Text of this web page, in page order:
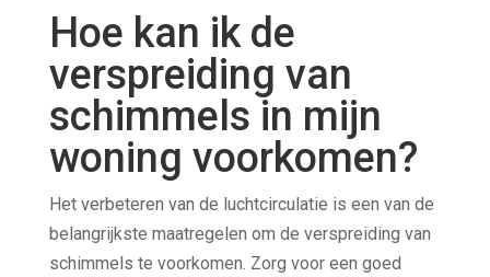
Hoe kan ik de
verspreiding van
schimmels in mijn
woning voorkomen?
Het verbeteren van de luchtcirculatie is een van de
belangrijkste maatregelen om de verspreiding van
schimmels te voorkomen. Zorg voor een goed